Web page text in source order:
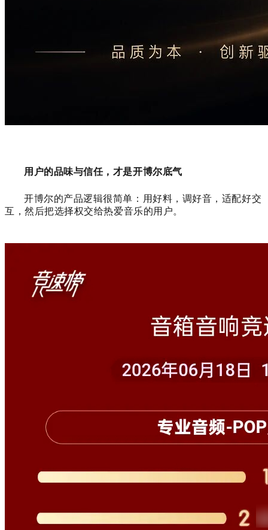
用户的品味与信任，才是开博尔底气
开博尔的产品逻辑很简单：用好料，调好音，适配好交
互，然后把选择权交给热爱音乐的用户。